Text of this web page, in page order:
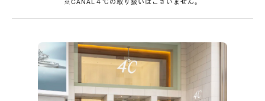
#ペア #エタニティ
すべてのジュエリー